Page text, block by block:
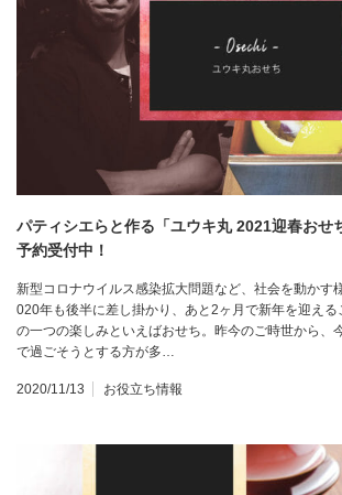
パティシエらと作る「ユウキ丸 2021迎春おせ
予約受付中！
新型コロナウイルス感染拡大問題など、社会を動かす
020年も後半に差し掛かり、あと2ヶ月で新年を迎え
の一つの楽しみといえばおせち。昨今のご時世から、
で過ごそうとする方が多…
2020/11/13 お役立ち情報